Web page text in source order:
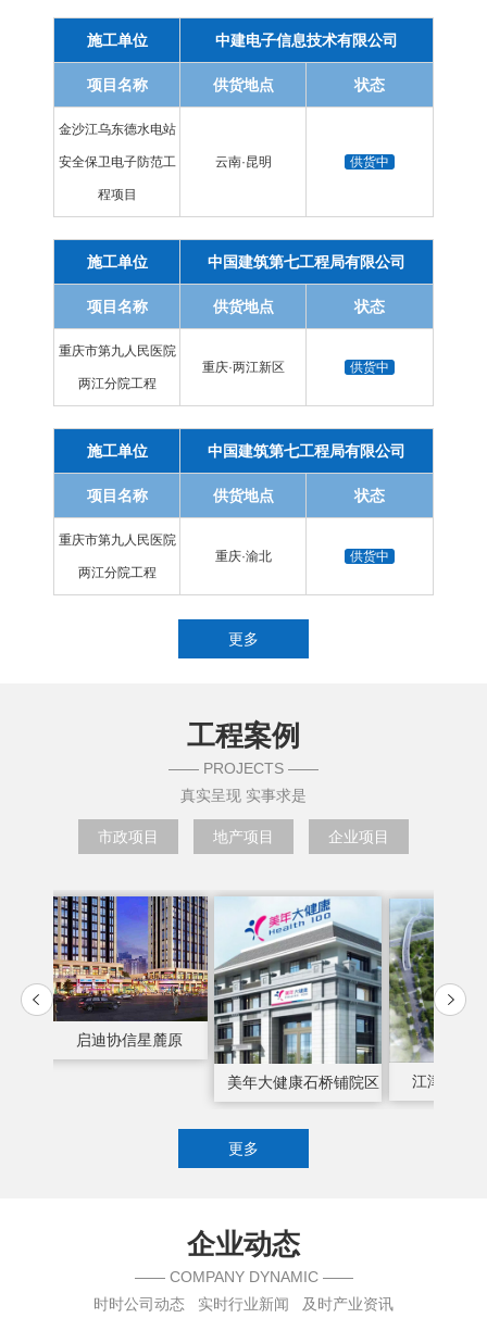
施工单位 中建电子信息技术有限公司
项目名称 供货地点 状态
金沙江乌东德水电站
安全保卫电子防范工
程项目
云南·昆明 供货中
施工单位 中国建筑第七工程局有限公司
项目名称 供货地点 状态
重庆市第九人民医院
两江分院工程
重庆·两江新区 供货中
施工单位 中国建筑第七工程局有限公司
项目名称 供货地点 状态
重庆市第九人民医院
两江分院工程
重庆·渝北 供货中
更多
工程案例
—— PROJECTS ——
真实呈现 实事求是
市政项目 地产项目 企业项目
更多
企业动态
—— COMPANY DYNAMIC ——
时时公司动态 实时行业新闻 及时产业资讯